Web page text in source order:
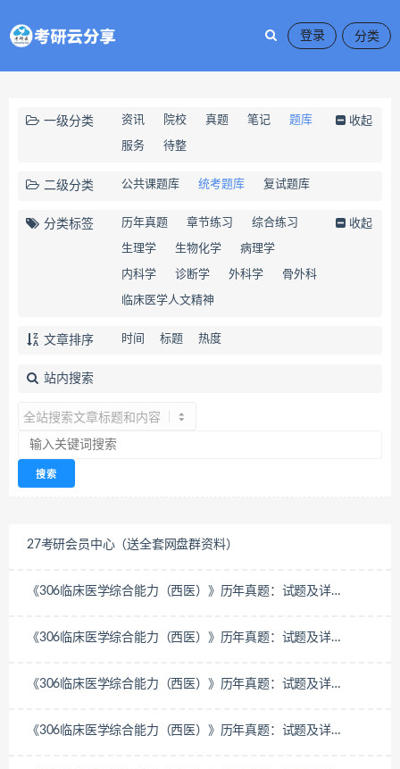
登录
一级分类 资讯 院校 真题 笔记 题库
服务 待整
收起
二级分类 公共课题库 统考题库 复试题库
分类标签 历年真题 章节练习 综合练习
生理学 生物化学 病理学
内科学 诊断学 外科学 骨外科
临床医学人文精神
收起
文章排序 时间 标题 热度
站内搜索
27考研会员中心（送全套网盘群资料）
《306临床医学综合能力（西医）》历年真题：试题及详
《306临床医学综合能力（西医）》历年真题：试题及详
《306临床医学综合能力（西医）》历年真题：试题及详
《306临床医学综合能力（西医）》历年真题：试题及详